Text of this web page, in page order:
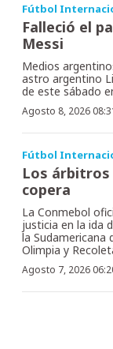
Fútbol
Falleció el
Messi
Medios
astro argentino
de este sábado
Agosto 8, 2026
Fútbol
Los árbitros
copera
La Conmebol
justicia en la ida
la Sudamericana
Olimpia y
Agosto 7, 2026